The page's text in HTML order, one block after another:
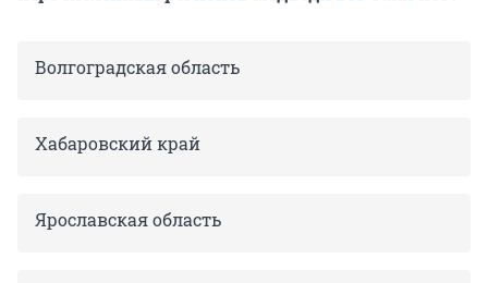
Волгоградская область
Хабаровский край
Ярославская область